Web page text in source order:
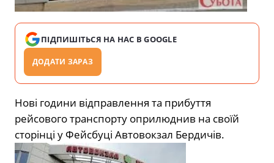
ПІДПИШІТЬСЯ НА НАС В GOOGLE
ДОДАТИ ЗАРАЗ
Нові години відправлення та прибуття
рейсового транспорту оприлюднив на своїй
сторінці у Фейсбуці Автовокзал Бердичів.